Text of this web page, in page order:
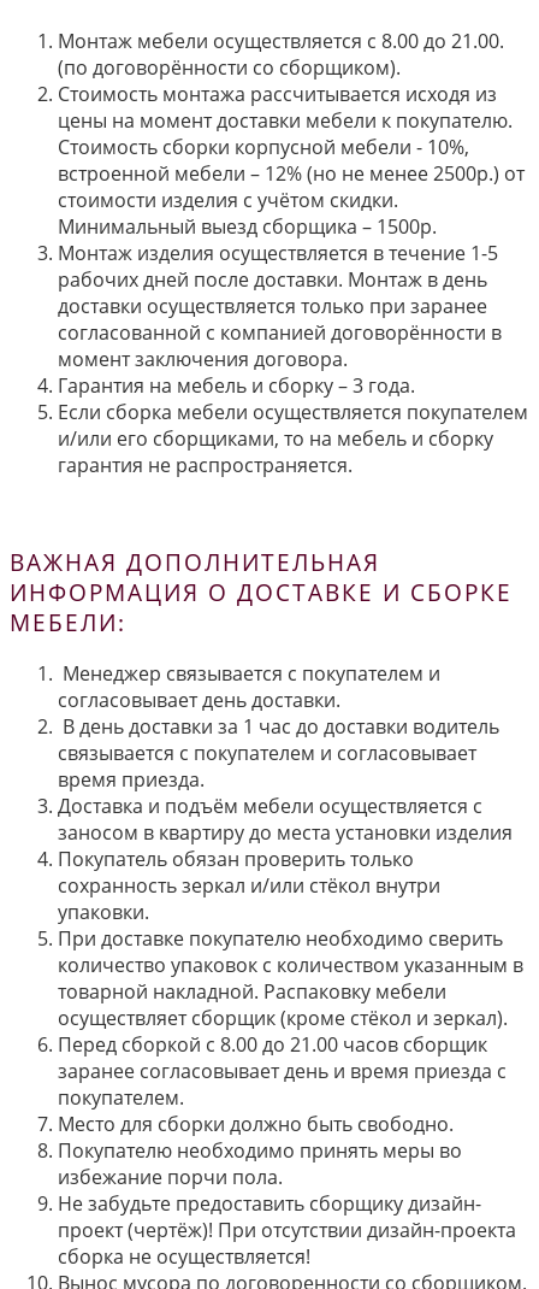
Монтаж мебели осуществляется с 8.00 до 21.00.
(по договорённости со сборщиком).
Стоимость монтажа рассчитывается исходя из
цены на момент доставки мебели к покупателю.
Стоимость сборки корпусной мебели - 10%,
встроенной мебели – 12% (но не менее 2500р.) от
стоимости изделия с учётом скидки.
Минимальный выезд сборщика – 1500р.
Монтаж изделия осуществляется в течение 1-5
рабочих дней после доставки. Монтаж в день
доставки осуществляется только при заранее
согласованной с компанией договорённости в
момент заключения договора.
Гарантия на мебель и сборку – 3 года.
Если сборка мебели осуществляется покупателем
и/или его сборщиками, то на мебель и сборку
гарантия не распространяется.
ВАЖНАЯ ДОПОЛНИТЕЛЬНАЯ
ИНФОРМАЦИЯ О ДОСТАВКЕ И СБОРКЕ
МЕБЕЛИ:
Менеджер связывается с покупателем и
согласовывает день доставки.
В день доставки за 1 час до доставки водитель
связывается с покупателем и согласовывает
время приезда.
Доставка и подъём мебели осуществляется с
заносом в квартиру до места установки изделия
Покупатель обязан проверить только
сохранность зеркал и/или стёкол внутри
упаковки.
При доставке покупателю необходимо сверить
количество упаковок с количеством указанным в
товарной накладной. Распаковку мебели
осуществляет сборщик (кроме стёкол и зеркал).
Перед сборкой с 8.00 до 21.00 часов сборщик
заранее согласовывает день и время приезда с
покупателем.
Место для сборки должно быть свободно.
Покупателю необходимо принять меры во
избежание порчи пола.
Не забудьте предоставить сборщику дизайн-
проект (чертёж)! При отсутствии дизайн-проекта
сборка не осуществляется!
Вынос мусора по договоренности со сборщиком.